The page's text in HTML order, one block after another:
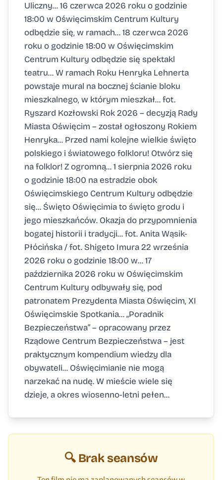
Uliczny... 16 czerwca 2026 roku o godzinie
18:00 w Oświęcimskim Centrum Kultury
odbędzie się, w ramach... 18 czerwca 2026
roku o godzinie 18:00 w Oświęcimskim
Centrum Kultury odbędzie się spektakl
teatru... W ramach Roku Henryka Lehnerta
powstaje mural na bocznej ścianie bloku
mieszkalnego, w którym mieszkał... fot.
Ryszard Kozłowski Rok 2026 – decyzją Rady
Miasta Oświęcim – został ogłoszony Rokiem
Henryka... Przed nami kolejne wielkie święto
polskiego i światowego folkloru! Otwórz się
na folklor! Z ogromną... 1 sierpnia 2026 roku
o godzinie 18:00 na estradzie obok
Oświęcimskiego Centrum Kultury odbędzie
się... Święto Oświęcimia to święto grodu i
jego mieszkańców. Okazja do przypomnienia
bogatej historii i tradycji... fot. Anita Wąsik-
Płócińska / fot. Shigeto Imura 22 września
2026 roku o godzinie 18:00 w... 17
października 2026 roku w Oświęcimskim
Centrum Kultury odbywały się, pod
patronatem Prezydenta Miasta Oświęcim, XI
Oświęcimskie Spotkania... „Poradnik
Bezpieczeństwa” – opracowany przez
Rządowe Centrum Bezpieczeństwa – jest
praktycznym kompendium wiedzy dla
obywateli... Oświęcimianie nie mogą
narzekać na nudę. W mieście wiele się
dzieje, a okres wiosenno-letni pełen...
🔍 Brak seansów